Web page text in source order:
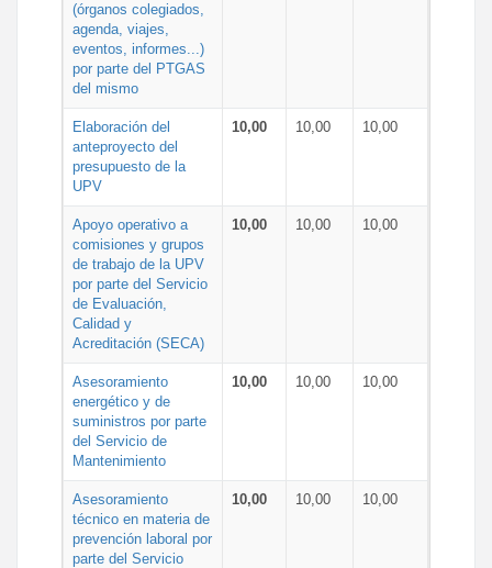
(órganos colegiados,
agenda, viajes,
eventos, informes...)
por parte del PTGAS
del mismo
Elaboración del
anteproyecto del
presupuesto de la
UPV
10,00 10,00 10,00
Apoyo operativo a
comisiones y grupos
de trabajo de la UPV
por parte del Servicio
de Evaluación,
Calidad y
Acreditación (SECA)
10,00 10,00 10,00
Asesoramiento
energético y de
suministros por parte
del Servicio de
Mantenimiento
10,00 10,00 10,00
Asesoramiento
técnico en materia de
prevención laboral por
parte del Servicio
10,00 10,00 10,00